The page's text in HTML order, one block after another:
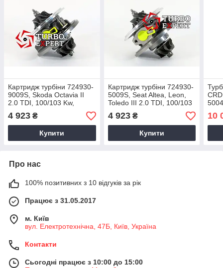
Картридж турбіни 724930-
9009S, Skoda Octavia II
2.0 TDI, 100/103 Kw,
BKD/AZV, 03G253014HX,
03G253010J, 2004+
4 923 ₴
Купити
Картридж турбіни 724930-
5009S, Seat Altea, Leon,
Toledo III 2.0 TDI, 100/103
Kw, BKD/AZV,
03G253010H, 2004+
4 923₴
Купити
10
Про нас
100% позитивних з 10 відгуків за рік
Працює з 31.05.2017
м. Київ
вул. Електротехнічна, 47Б, Київ, Україна
Контакти
Сьогодні працює з 10:00 до 15:00